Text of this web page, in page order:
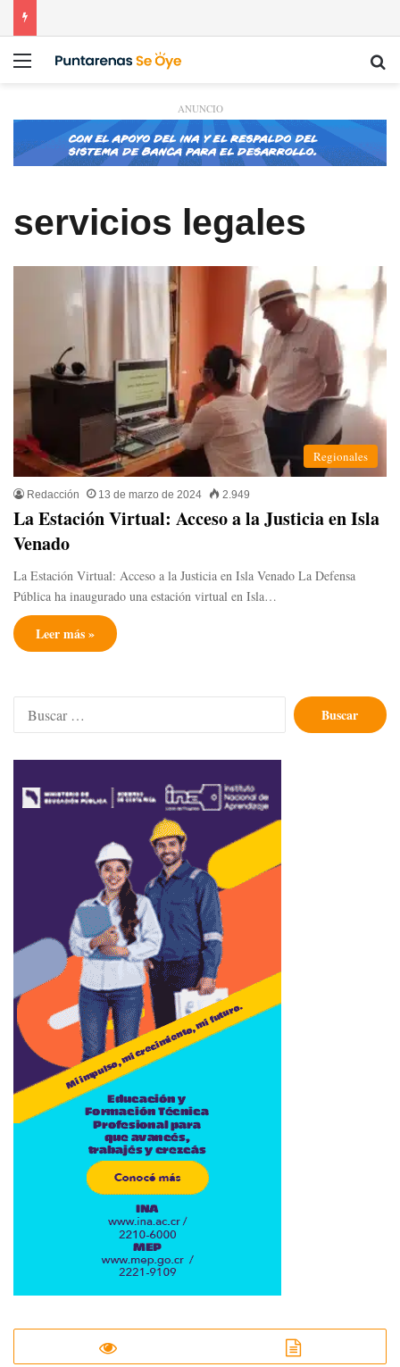
Menú
ANUNCIO
servicios legales
Regionales
Redacción 13 de marzo de 2024 2.949
La Estación Virtual: Acceso a la Justicia en Isla
Venado
La Estación Virtual: Acceso a la Justicia en Isla Venado La Defensa
Pública ha inaugurado una estación virtual en Isla…
Leer más »
Buscar: